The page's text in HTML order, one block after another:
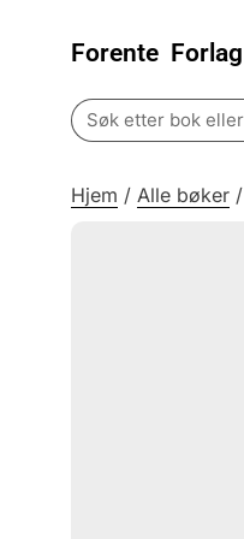
Forente Forlag
Search
for:
Hjem / Alle bøker /